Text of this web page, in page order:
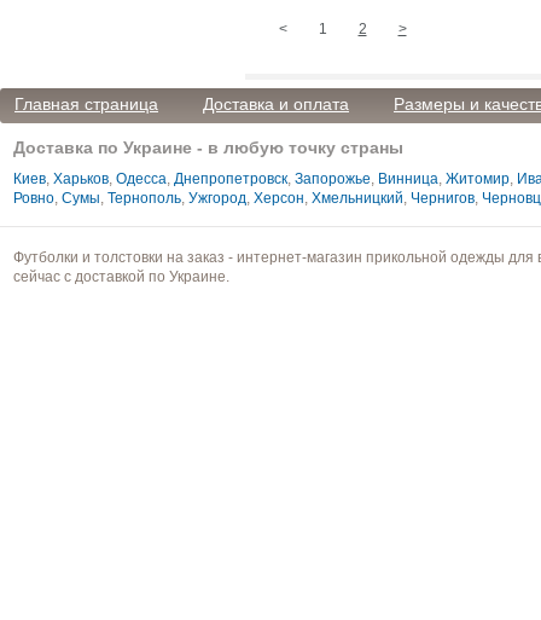
< 1 2 >
Главная страница Доставка и оплата Размеры и
Доставка по Украине - в любую точку страны
Киев, Харьков, Одесса, Днепропетровск, Запорожье, Винница, Житомир,
Ровно, Сумы, Тернополь, Ужгород, Херсон, Хмельницкий, Чернигов,
Футболки и толстовки на заказ - интернет-магазин прикольной одежды
сейчас с доставкой по Украине.